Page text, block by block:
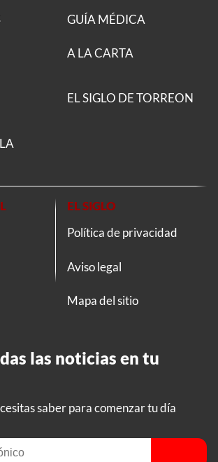
GUÍA MÉDICA
A LA CARTA
EL SIGLO DE TORREON
EL SIGLO
Política de privacidad
Aviso legal
Mapa del sitio
las noticias en tu
saber para comenzar tu día